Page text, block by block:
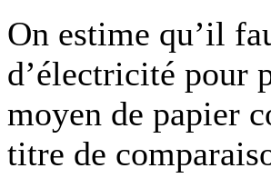
On estime qu’il
d’électricité pour
moyen de papier
titre de